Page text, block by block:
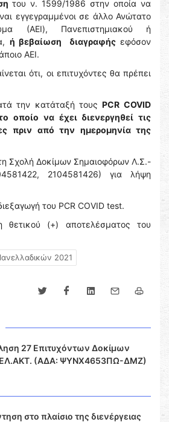
του ν. 1599/1986 στην οποία να
εγγεγραμμένοι σε άλλο Ανώτατο
(ΑΕΙ), Πανεπιστημιακού ή
ή βεβαίωση διαγραφήςεφόσον
ΑΕΙ.
ότι, οι επιτυχόντες θα πρέπει
την κατάταξή τους PCR COVID
οποίο να έχει διενεργηθεί τις
πριν από την ημερομηνία της
Σχολή Δοκίμων Σημαιοφόρων Λ.Σ.-
2104581426) για λήψη
του PCR COVID test.
θετικού (+) αποτελέσματος του
2021
27 Επιτυχόντων Δοκίμων
(ΑΔΑ: ΨΥΝΧ4653ΠΩ-ΔΜΖ)
στο πλαίσιο της διενέργειας